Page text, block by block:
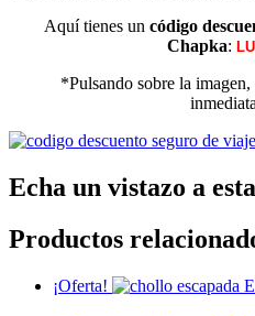
Aquí tienes un código
Chapka:
*Pulsando sobre la
Echa un vistazo a
Productos
¡Oferta!